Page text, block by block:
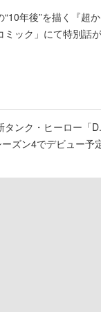
年後”を描く『超
ミック」にて特別
タンク・ヒーロー「
ズン4でデビュー予